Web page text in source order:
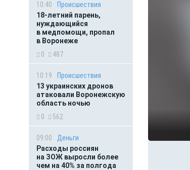
10:40
Происшествия
18-летний парень,
нуждающийся
в медпомощи, пропал
в Воронеже
0
487
10:19
Происшествия
13 украинских дронов
атаковали Воронежскую
область ночью
0
562
09:00
Деньги
Расходы россиян
на ЗОЖ выросли более
чем на 40% за полгода